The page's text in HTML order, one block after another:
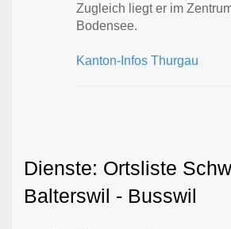
Zugleich liegt er im
Bodensee.
Kanton-Infos Thurgau
Dienste: Ortsliste
Balterswil - Busswil